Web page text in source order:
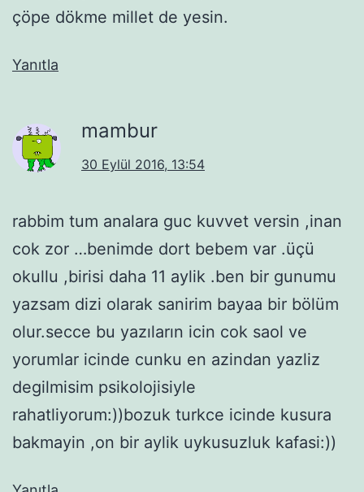
çöpe dökme millet de yesin.
Yanıtla
mambur
30 Eylül 2016, 13:54
rabbim tum analara guc kuvvet versin ,inan
cok zor …benimde dort bebem var .üçü
okullu ,birisi daha 11 aylik .ben bir gunumu
yazsam dizi olarak sanirim bayaa bir bölüm
olur.secce bu yazıların icin cok saol ve
yorumlar icinde cunku en azindan yazliz
degilmisim psikolojisiyle
rahatliyorum:))bozuk turkce icinde kusura
bakmayin ,on bir aylik uykusuzluk kafasi:))